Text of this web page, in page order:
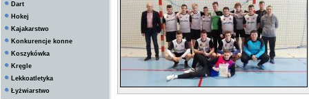
Dart
Hokej
Kajakarstwo
Konkurencje konne
Koszykówka
Kręgle
Lekkoatletyka
Łyżwiarstwo